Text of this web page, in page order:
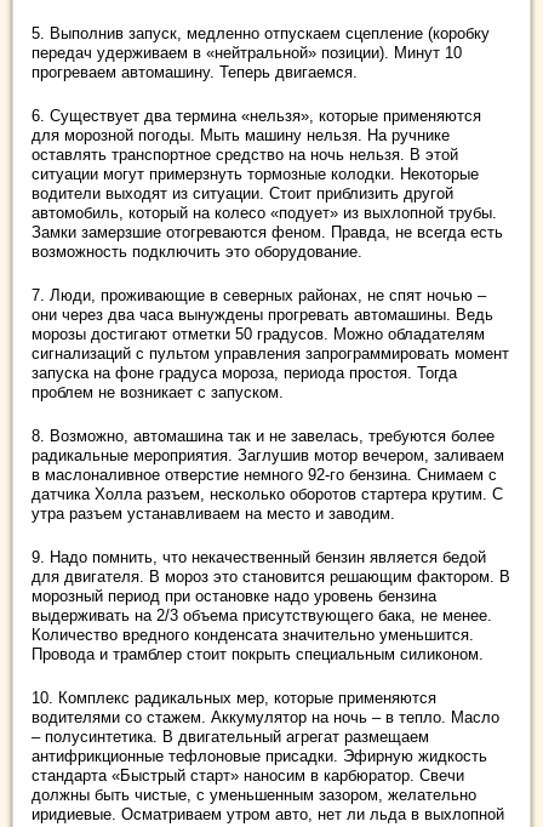
5. Выполнив запуск, медленно отпускаем сцепление (коробку
передач удерживаем в «нейтральной» позиции). Минут 10
прогреваем автомашину. Теперь двигаемся.
6. Существует два термина «нельзя», которые применяются
для морозной погоды. Мыть машину нельзя. На ручнике
оставлять транспортное средство на ночь нельзя. В этой
ситуации могут примерзнуть тормозные колодки. Некоторые
водители выходят из ситуации. Стоит приблизить другой
автомобиль, который на колесо «подует» из выхлопной трубы.
Замки замерзшие отогреваются феном. Правда, не всегда есть
возможность подключить это оборудование.
7. Люди, проживающие в северных районах, не спят ночью –
они через два часа вынуждены прогревать автомашины. Ведь
морозы достигают отметки 50 градусов. Можно обладателям
сигнализаций с пультом управления запрограммировать момент
запуска на фоне градуса мороза, периода простоя. Тогда
проблем не возникает с запуском.
8. Возможно, автомашина так и не завелась, требуются более
радикальные мероприятия. Заглушив мотор вечером, заливаем
в маслоналивное отверстие немного 92-го бензина. Снимаем с
датчика Холла разъем, несколько оборотов стартера крутим. С
утра разъем устанавливаем на место и заводим.
9. Надо помнить, что некачественный бензин является бедой
для двигателя. В мороз это становится решающим фактором. В
морозный период при остановке надо уровень бензина
выдерживать на 2/3 объема присутствующего бака, не менее.
Количество вредного конденсата значительно уменьшится.
Провода и трамблер стоит покрыть специальным силиконом.
10. Комплекс радикальных мер, которые применяются
водителями со стажем. Аккумулятор на ночь – в тепло. Масло
– полусинтетика. В двигательный агрегат размещаем
антифрикционные тефлоновые присадки. Эфирную жидкость
стандарта «Быстрый старт» наносим в карбюратор. Свечи
должны быть чистые, с уменьшенным зазором, желательно
иридиевые. Осматриваем утром авто, нет ли льда в выхлопной